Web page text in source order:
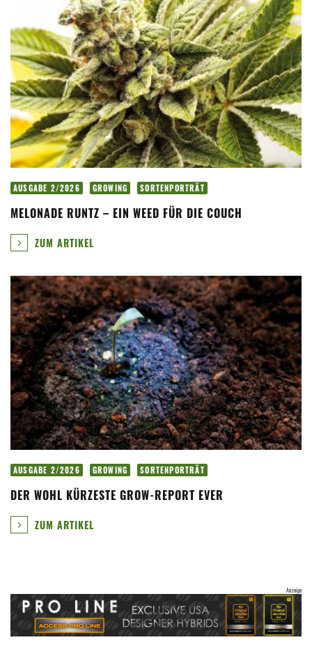
AUSGABE 2/2026 GROWING SORTENPORTRÄT
MELONADE RUNTZ – EIN WEED FÜR DIE COUCH
ZUM ARTIKEL
AUSGABE 2/2026 GROWING SORTENPORTRÄT
DER WOHL KÜRZESTE GROW-REPORT EVER
ZUM ARTIKEL